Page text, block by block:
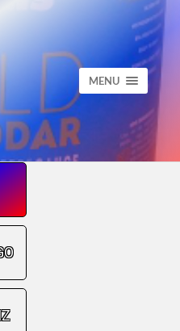
MENU